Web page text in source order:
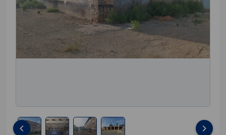
keyboard_arrow_left keyboard_arrow_right